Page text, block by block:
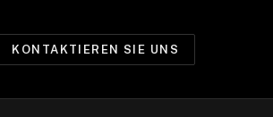
KONTAKTIEREN SIE UNS